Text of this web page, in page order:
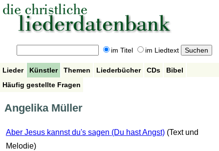
im Titel im Liedtext
Lieder Künstler Themen Liederbücher CDs
Bibel
Häufig gestellte Fragen
Angelika Müller
Aber Jesus kannst du's sagen (Du hast Angst) (Text und
Melodie)